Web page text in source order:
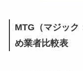
MTG （マジッ
め業者比較表